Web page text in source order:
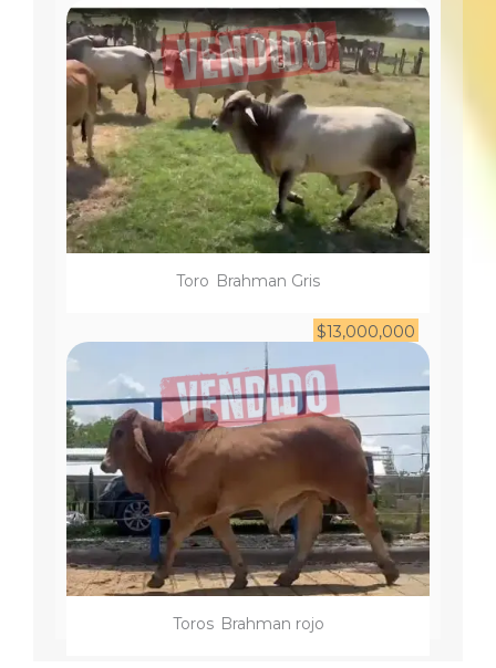
Toro Brahman Gris
$13,000,000
Toros Brahman rojo